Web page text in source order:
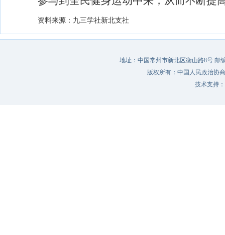
资料来源：九三学社新北支社
地址：中国常州市新北区衡山路8号 邮
版权所有：中国人民政治协
技术支持：